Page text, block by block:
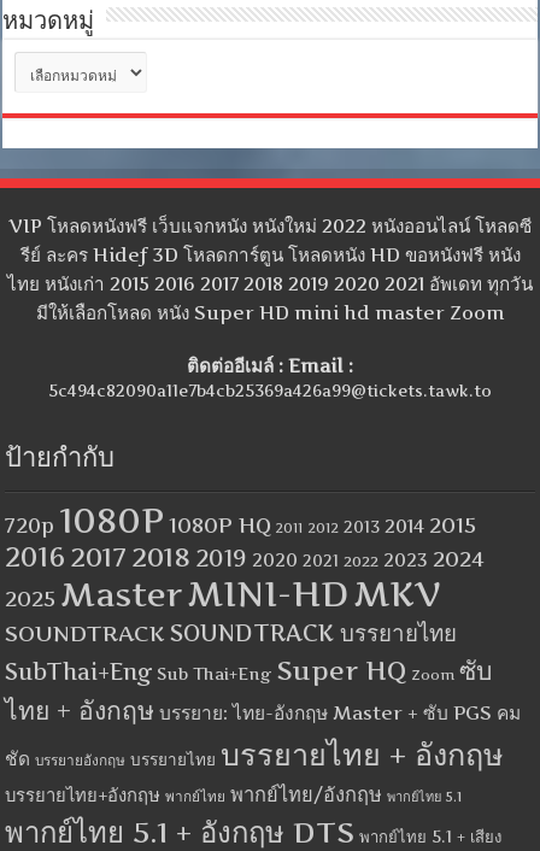
หมวดหมู่
หมู่
VIP โหลดหนังฟรี เว็บแจกหนัง หนังใหม่ 2022 หนังออนไลน์ โหลดซี
รีย์ ละคร Hidef 3D โหลดการ์ตูน โหลดหนัง HD ขอหนังฟรี หนัง
ไทย หนังเก่า 2015 2016 2017 2018 2019 2020 2021 อัพเดท ทุกวัน
มีให้เลือกโหลด หนัง Super HD mini hd master Zoom
ติดต่ออีเมล์ : Email :
5c494c82090a11e7b4cb25369a426a99@tickets.tawk.to
ป้ายกำกับ
720p 1080P 1080P HQ 2011 2012 2013 2014 2015
2016 2017 2018 2019 2020 2021 2022 2023 2024
2025 MasterMINI-HDMKV
SOUNDTRACK SOUNDTRACK บรรยายไทย
SubThai+Eng Sub Thai+Eng Super HQ Zoom ซับ
ไทย + อังกฤษ บรรยาย: ไทย-อังกฤษ Master + ซับ PGS คม
ชัด บรรยายอังกฤษ บรรยายไทย บรรยายไทย + อังกฤษ
บรรยายไทย+อังกฤษ พากย์ไทย พากย์ไทย/อังกฤษ พากย์ไทย 5.1
พากย์ไทย 5.1 + อังกฤษ DTS พากย์ไทย 5.1 + เสียง